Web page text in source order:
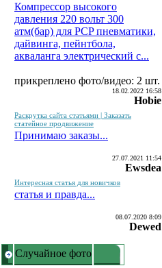
Компрессор высокого
давления 220 вольт 300
атм(бар) для PCP пневматики,
дайвинга, пейнтбола,
акваланга электрический c...
прикреплено фото/видео: 2 шт.
18.02.2022 16:58
Hobie
Раскрутка сайта статьями | Заказать
статейное продвижение
Принимаю заказы...
27.07.2021 11:54
Ewsdea
Интересная статья для новичков
статья и правда...
08.07.2020 8:09
Dewed
Случайное фото